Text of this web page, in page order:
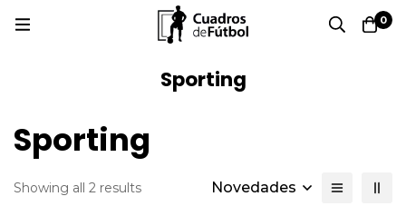
0
Sporting
Sporting
Showing all 2 results Novedades